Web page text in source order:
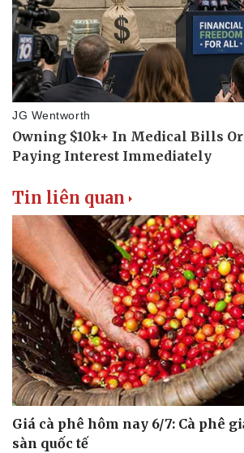
Thể thao
Bóng đá
Lịch thi đấu bóng đá
Thế giới thể thao
eSports
Hậu trường
Ô tô - Xe
Xe máy
Tư vấn
Tin liên quan
Giá cà phê hôm nay 6/7: Cà phê
sàn quốc tế